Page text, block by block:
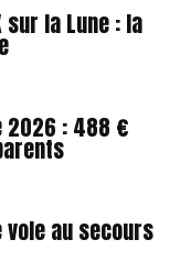
sur la Lune : la
2026 : 488 €
vole au secours